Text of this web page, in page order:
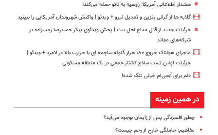
هشدار اطلاعاتی آمریکا: روسیه به ناتو حمله می‌کند!
گلایه ها از گرانی بنزین و تعدیل نیرو + ویدئو | واکنش شهروندان آمریکایی را ببینید
جزئیات جدید از قتل مداح اهل‌ بیت |‌ پخش ویدئوی پیکر حمیدرضا رجب‌زاده در
شبکه‌های معاند
ماجرای هولناک خروج ۱۸۰ هزار گلوله ساچمه ای با حرارت بالا در لامرد + ویدئو |
جزئیات اولین تست سلاح کشتار جمعی در یک منطقه مسکونی
دلم برای آبجی‌ام خیلی تنگ شده!
در همین زمینه
چطور افسردگی پس از زایمان بوجود می‌آید؟
مفاهیم: حاملگی خارج از رحم چیست؟